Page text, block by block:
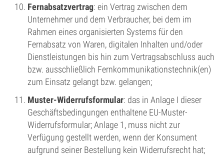
Fernabsatzvertrag: ein Vertrag zwischen dem
Unternehmer und dem Verbraucher, bei dem im
Rahmen eines organisierten Systems für den
Fernabsatz von Waren, digitalen Inhalten und/oder
Dienstleistungen bis hin zum Vertragsabschluss auch
bzw. ausschließlich Fernkommunikationstechnik(en)
zum Einsatz gelangt bzw. gelangen;
Muster-Widerrufsformular: das in Anlage I dieser
Geschäftsbedingungen enthaltene EU-Muster-
Widerrufsformular; Anlage 1, muss nicht zur
Verfügung gestellt werden, wenn der Konsument
aufgrund seiner Bestellung kein Widerrufsrecht hat;